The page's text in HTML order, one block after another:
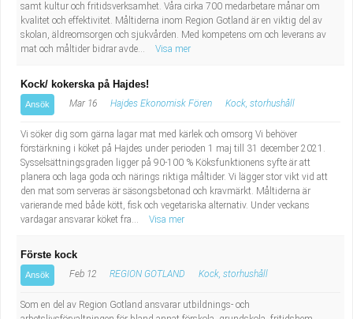
samt kultur och fritidsverksamhet. Våra cirka 700 medarbetare månar om
kvalitet och effektivitet. Måltiderna inom Region Gotland är en viktig del av
skolan, äldreomsorgen och sjukvården. Med kompetens om och leverans av
mat och måltider bidrar avde...
Visa mer
Kock/ kokerska på Hajdes!
Ansök Mar 16 Hajdes Ekonomisk Fören Kock, storhushåll
Vi söker dig som gärna lagar mat med kärlek och omsorg Vi behöver
förstärkning i köket på Hajdes under perioden 1 maj till 31 december 2021.
Sysselsättningsgraden ligger på 90-100 % Köksfunktionens syfte är att
planera och laga goda och närings riktiga måltider. Vi lägger stor vikt vid att
den mat som serveras är säsongsbetonad och kravmärkt. Måltiderna är
varierande med både kött, fisk och vegetariska alternativ. Under veckans
vardagar ansvarar köket fra...
Visa mer
Förste kock
Ansök Feb 12 REGION GOTLAND Kock, storhushåll
Som en del av Region Gotland ansvarar utbildnings- och